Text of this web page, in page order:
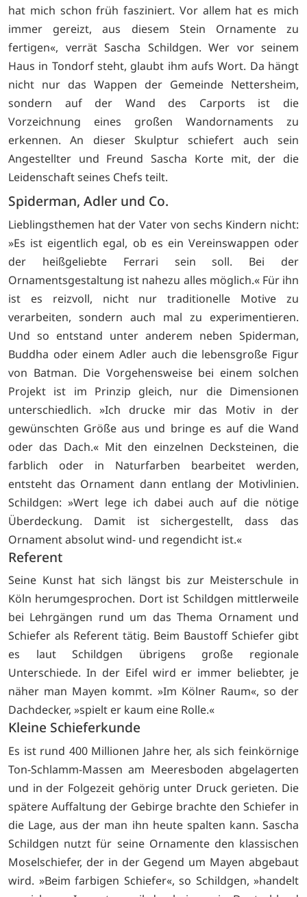
hat mich schon früh fasziniert. Vor allem hat es mich
immer gereizt, aus diesem Stein Ornamente zu
fertigen«, verrät Sascha Schildgen. Wer vor seinem
Haus in Tondorf steht, glaubt ihm aufs Wort. Da hängt
nicht nur das Wappen der Gemeinde Nettersheim,
sondern auf der Wand des Carports ist die
Vorzeichnung eines großen Wandornaments zu
erkennen. An dieser Skulptur schiefert auch sein
Angestellter und Freund Sascha Korte mit, der die
Leidenschaft seines Chefs teilt.
Spiderman, Adler und Co.
Lieblingsthemen hat der Vater von sechs Kindern nicht:
»Es ist eigentlich egal, ob es ein Vereinswappen oder
der heißgeliebte Ferrari sein soll. Bei der
Ornamentsgestaltung ist nahezu alles möglich.« Für ihn
ist es reizvoll, nicht nur traditionelle Motive zu
verarbeiten, sondern auch mal zu experimentieren.
Und so entstand unter anderem neben Spiderman,
Buddha oder einem Adler auch die lebensgroße Figur
von Batman. Die Vorgehensweise bei einem solchen
Projekt ist im Prinzip gleich, nur die Dimensionen
unterschiedlich. »Ich drucke mir das Motiv in der
gewünschten Größe aus und bringe es auf die Wand
oder das Dach.« Mit den einzelnen Decksteinen, die
farblich oder in Naturfarben bearbeitet werden,
entsteht das Ornament dann entlang der Motivlinien.
Schildgen: »Wert lege ich dabei auch auf die nötige
Überdeckung. Damit ist sichergestellt, dass das
Ornament absolut wind- und regendicht ist.«
Referent
Seine Kunst hat sich längst bis zur Meisterschule in
Köln herumgesprochen. Dort ist Schildgen mittlerweile
bei Lehrgängen rund um das Thema Ornament und
Schiefer als Referent tätig. Beim Baustoff Schiefer gibt
es laut Schildgen übrigens große regionale
Unterschiede. In der Eifel wird er immer beliebter, je
näher man Mayen kommt. »Im Kölner Raum«, so der
Dachdecker, »spielt er kaum eine Rolle.«
Kleine Schieferkunde
Es ist rund 400 Millionen Jahre her, als sich feinkörnige
Ton-Schlamm-Massen am Meeresboden abgelagerten
und in der Folgezeit gehörig unter Druck gerieten. Die
spätere Auffaltung der Gebirge brachte den Schiefer in
die Lage, aus der man ihn heute spalten kann. Sascha
Schildgen nutzt für seine Ornamente den klassischen
Moselschiefer, der in der Gegend um Mayen abgebaut
wird. »Beim farbigen Schiefer«, so Schildgen, »handelt